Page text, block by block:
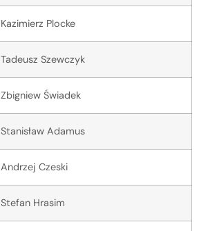
Kazimierz Plocke
Tadeusz Szewczyk
Zbigniew Świadek
Stanisław Adamus
Andrzej Czeski
Stefan Hrasim